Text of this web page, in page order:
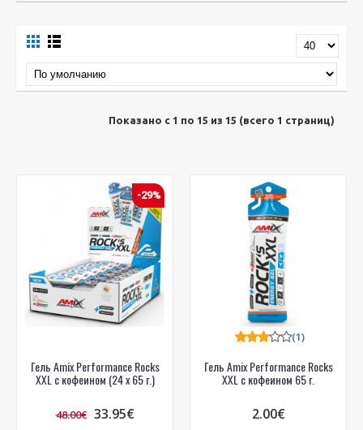
Показано с 1 по 15 из 15 (всего 1 страниц)
-29%
Гель Amix Performance Rocks
XXL с кофеином (24 x 65 г.)
48.00€ 33.95€
Гель Amix Performance Rocks
XXL с кофеином 65 г.
(1)
2.00€